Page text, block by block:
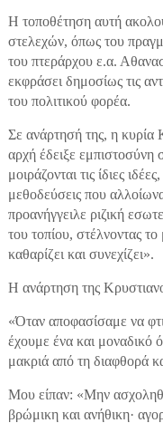
Η τοποθέτηση αυτή
στελεχών, όπως του
του πτεράρχου ε.α.
εκφράσει δημοσίως τις
του πολιτικού φορέα.
Σε ανάρτησή της, η κυρία
αρχή έδειξε
μοιράζονται τις ίδιες
μεθοδεύσεις που
προανήγγειλε ριζική
του τοπίου, στέλνοντας
καθαρίζει και συνεχίζει».
Η ανάρτηση της
«Όταν αποφασίσαμε να
έχουμε ένα και μοναδικό
μακριά από τη διαφθορά
Μου είπαν: «Μην
βρώμικη και ανήθικη·